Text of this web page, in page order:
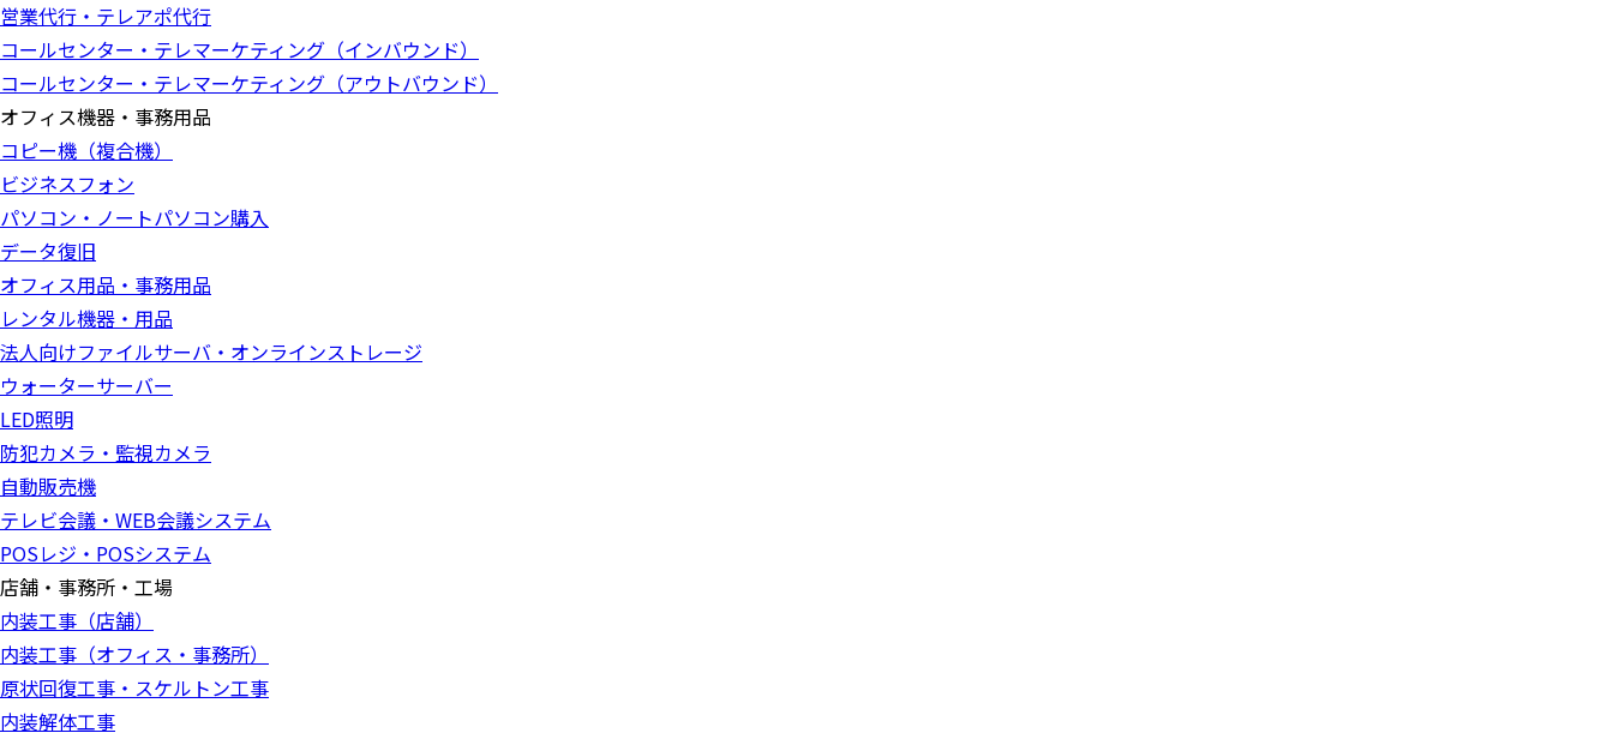
営業代行・テレアポ代行
コールセンター・テレマーケティング（インバウンド）
コールセンター・テレマーケティング（アウトバウンド）
オフィス機器・事務用品
コピー機（複合機）
ビジネスフォン
パソコン・ノートパソコン購入
データ復旧
オフィス用品・事務用品
レンタル機器・用品
法人向けファイルサーバ・オンラインストレージ
ウォーターサーバー
LED照明
防犯カメラ・監視カメラ
自動販売機
テレビ会議・WEB会議システム
POSレジ・POSシステム
店舗・事務所・工場
内装工事（店舗）
内装工事（オフィス・事務所）
原状回復工事・スケルトン工事
内装解体工事